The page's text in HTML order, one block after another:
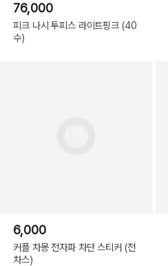
76,000
피크 나시 투피스 라이트핑크 (40
수)
6,000
커플 차몽 전자파 차단 스티커 (전
차스)